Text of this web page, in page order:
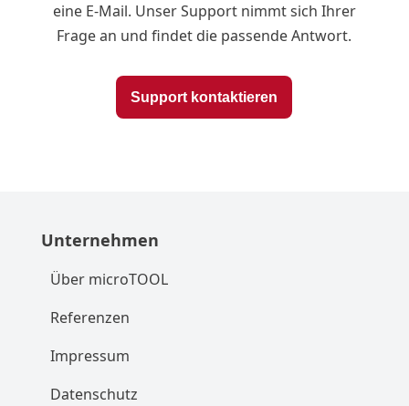
eine E-Mail. Unser Support nimmt sich Ihrer
Frage an und findet die passende Antwort.
Support kontaktieren
Unternehmen
Über microTOOL
Referenzen
Impressum
Datenschutz